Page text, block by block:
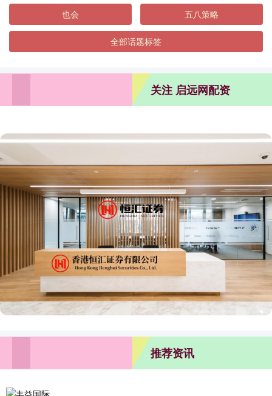
也会 五八策略
全部话题标签
关注 启远网配资
推荐资讯